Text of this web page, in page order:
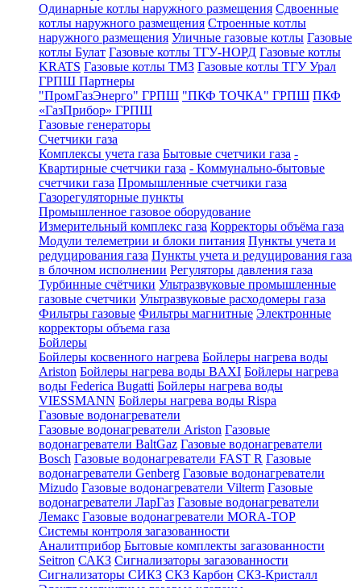
Одинарные котлы наружного размещения Сдвоенные
котлы наружного размещения Строенные котлы
наружного размещения Уличные газовые котлы Газовые
котлы Булат Газовые котлы ТГУ-НОРД Газовые котлы
KRATS Газовые котлы ТМЗ Газовые котлы ТГУ Урал
ГРПШ Партнеры
"ПромГазЭнерго" ГРПШ "ПКФ ТОЧКА" ГРПШ ПКФ
«ГазПрибор» ГРПШ
Газовые генераторы
Счетчики газа
Комплексы учета газа Бытовые счетчики газа -
Квартирные счетчики газа - Коммунально-бытовые
счетчики газа Промышленные счетчики газа
Газорегуляторные пункты
Промышленное газовое оборудование
Измерительный комплекс газа Корректоры объёма газа
Модули телеметрии и блоки питания Пункты учета и
редуцирования газа Пункты учета и редуцирования газа
в блочном исполнении Регуляторы давления газа
Турбинные счётчики Ультразвуковые промышленные
газовые счетчики Ультразвуковые расходомеры газа
Фильтры газовые Фильтры магнитные Электронные
корректоры объема газа
Бойлеры
Бойлеры косвенного нагрева Бойлеры нагрева воды
Ariston Бойлеры нагрева воды BAXI Бойлеры нагрева
воды Federica Bugatti Бойлеры нагрева воды
VIESSMANN Бойлеры нагрева воды Rispa
Газовые водонагреватели
Газовые водонагреватели Ariston Газовые
водонагреватели BaltGaz Газовые водонагреватели
Bosch Газовые водонагреватели FAST R Газовые
водонагреватели Genberg Газовые водонагреватели
Mizudo Газовые водонагреватели Vilterm Газовые
водонагреватели ЛарГаз Газовые водонагреватели
Лемакс Газовые водонагреватели MORA-TOP
Системы контроля загазованности
Аналитприбор Бытовые комплекты загазованности
Seitron САКЗ Сигнализаторы загазованности
Сигнализаторы СИКЗ СКЗ Карбон СКЗ-Кристалл